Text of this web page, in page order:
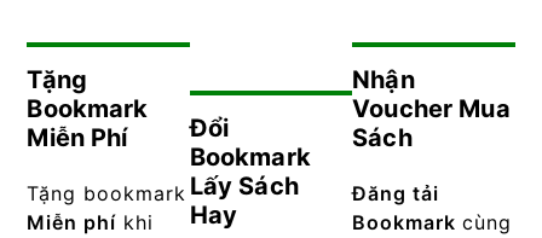
Tặng
Bookmark
Miễn Phí
Tặng bookmark
Miễn phí khi
Đổi
Bookmark
Lấy Sách
Hay
Nhận
Voucher Mua
Sách
Đăng tải
Bookmarkcùng